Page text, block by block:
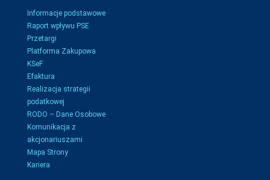
Informacje podstawowe
Raport wpływu PSE
Przetargi
Platforma Zakupowa
KSeF
Efaktura
Realizacja strategii
podatkowej
RODO – Dane Osobowe
Komunikacja z
akcjonariuszami
Mapa Strony
Kariera